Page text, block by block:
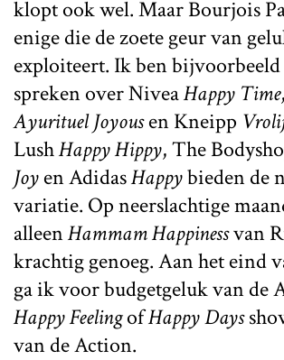
klopt ook wel. Maar Bourjois
enige die de zoete geur van
exploiteert. Ik ben bijvoorbeeld
spreken over NiveaHappy Time
Ayurituel Joyousen Kneipp
LushHappy Hippy, The
Joyen AdidasHappybieden de
variatie. Op neerslachtige
alleenHammam Happinessvan
krachtig genoeg. Aan het eind
ga ik voor budgetgeluk van de
Happy FeelingofHappy Days
van de Action.